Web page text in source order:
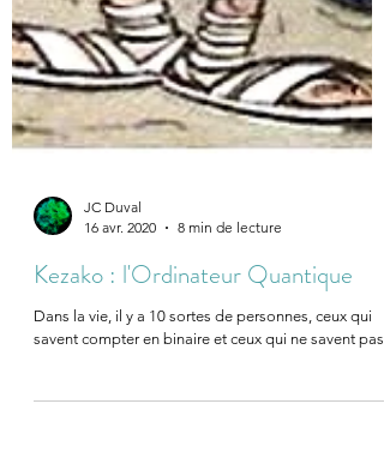
16 avr. 2020
8 min de lecture
Kezako : l'Ordinateur Quantique